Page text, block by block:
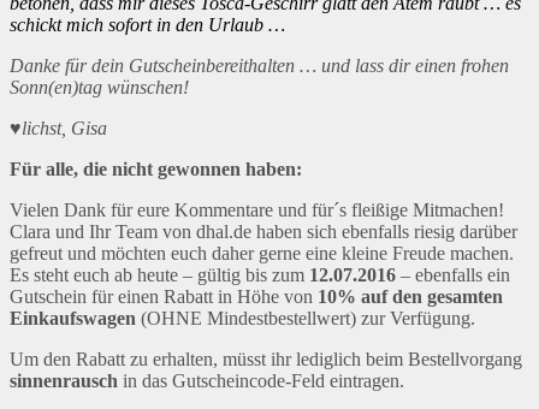
schickt mich sofort in den Urlaub …
Danke für dein Gutscheinbereithalten … und lass dir einen frohen
Sonn(en)tag wünschen!
♥lichst, Gisa
Für alle, die nicht gewonnen haben:
Vielen Dank für eure Kommentare und für´s fleißige Mitmachen!
Clara und Ihr Team von dhal.de haben sich ebenfalls riesig darüber
gefreut und möchten euch daher gerne eine kleine Freude machen.
Es steht euch ab heute – gültig bis zum 12.07.2016 – ebenfalls ein
Gutschein für einen Rabatt in Höhe von 10% auf den gesamten
Einkaufswagen (OHNE Mindestbestellwert) zur Verfügung.
Um den Rabatt zu erhalten, müsst ihr lediglich beim Bestellvorgang
sinnenrausch in das Gutscheincode-Feld eintragen.